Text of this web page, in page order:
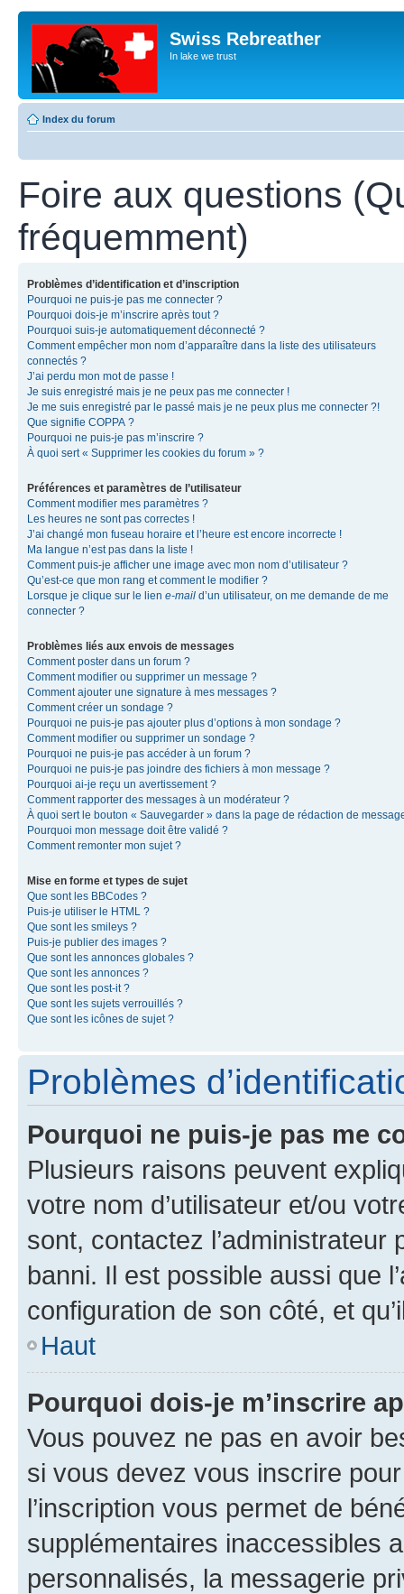
Swiss Rebreather
In lake we trust
Index du forum
Foire aux questions
fréquemment)
Problèmes d’identification et d’inscription
Pourquoi ne puis-je pas me connecter ?
Pourquoi dois-je m’inscrire après tout ?
Pourquoi suis-je automatiquement déconnecté ?
Comment empêcher mon nom d’apparaître dans la liste des utilisateurs
connectés ?
J’ai perdu mon mot de passe !
Je suis enregistré mais je ne peux pas me connecter !
Je me suis enregistré par le passé mais je ne peux plus me connecter ?!
Que signifie COPPA ?
Pourquoi ne puis-je pas m’inscrire ?
À quoi sert « Supprimer les cookies du forum » ?
Préférences et paramètres de l’utilisateur
Comment modifier mes paramètres ?
Les heures ne sont pas correctes !
J’ai changé mon fuseau horaire et l’heure est encore incorrecte !
Ma langue n’est pas dans la liste !
Comment puis-je afficher une image avec mon nom d’utilisateur ?
Qu’est-ce que mon rang et comment le modifier ?
Lorsque je clique sur le lien e-mail d’un utilisateur, on me demande de me
connecter ?
Problèmes liés aux envois de messages
Comment poster dans un forum ?
Comment modifier ou supprimer un message ?
Comment ajouter une signature à mes messages ?
Comment créer un sondage ?
Pourquoi ne puis-je pas ajouter plus d’options à mon sondage ?
Comment modifier ou supprimer un sondage ?
Pourquoi ne puis-je pas accéder à un forum ?
Pourquoi ne puis-je pas joindre des fichiers à mon message ?
Pourquoi ai-je reçu un avertissement ?
Comment rapporter des messages à un modérateur ?
À quoi sert le bouton « Sauvegarder » dans la page de rédaction de
Pourquoi mon message doit être validé ?
Comment remonter mon sujet ?
Mise en forme et types de sujet
Que sont les BBCodes ?
Puis-je utiliser le HTML ?
Que sont les smileys ?
Puis-je publier des images ?
Que sont les annonces globales ?
Que sont les annonces ?
Que sont les post-it ?
Que sont les sujets verrouillés ?
Que sont les icônes de sujet ?
Problèmes
Pourquoi ne puis-je pas me
Plusieurs raisons peuvent
votre nom d’utilisateur et/ou
sont, contactez l’administrateur
banni. Il est possible aussi que
configuration de son côté, et
Haut
Pourquoi dois-je m’inscrire
Vous pouvez ne pas en avoir
si vous devez vous inscrire
l’inscription vous permet de
supplémentaires inaccessibles
personnalisés, la messagerie